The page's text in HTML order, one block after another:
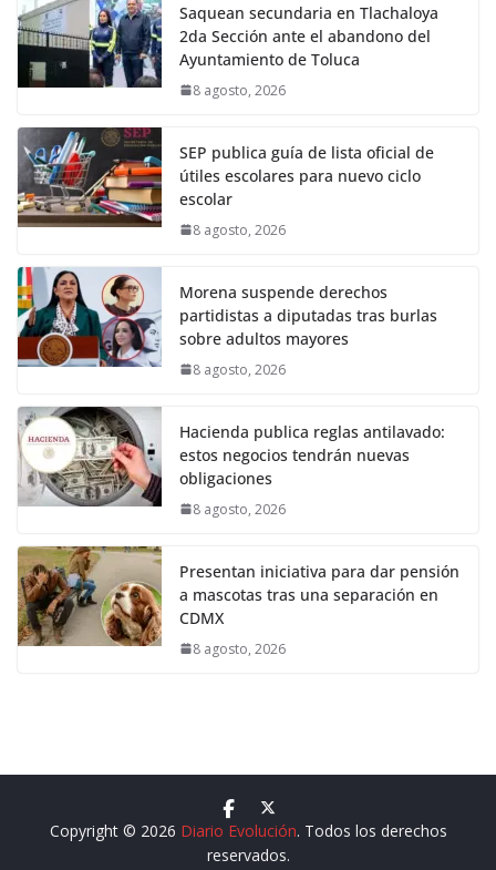
Saquean secundaria en Tlachaloya
2da Sección ante el abandono del
Ayuntamiento de Toluca
8 agosto, 2026
SEP publica guía de lista oficial de
útiles escolares para nuevo ciclo
escolar
8 agosto, 2026
Morena suspende derechos
partidistas a diputadas tras burlas
sobre adultos mayores
8 agosto, 2026
Hacienda publica reglas antilavado:
estos negocios tendrán nuevas
obligaciones
8 agosto, 2026
Presentan iniciativa para dar pensión
a mascotas tras una separación en
CDMX
8 agosto, 2026
Copyright © 2026 Diario Evolución. Todos los derechos
reservados.